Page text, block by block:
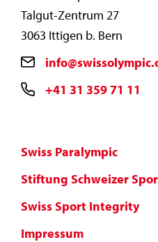
Talgut-Zentrum 27
3063 Ittigen b. Bern
+41 31 359 71 11
Swiss Paralympic
Stiftung Schweizer
Swiss Sport Integrity
Impressum